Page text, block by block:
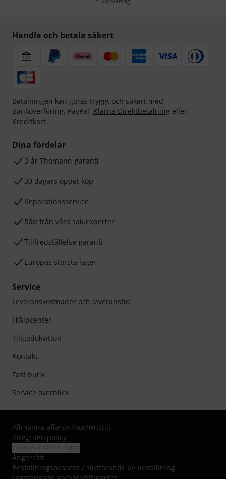
Handla och betala säkert
Betalningen kan göras tryggt och säkert med
Banköverföring, PayPal, Klarna Direktbetalning eller
Kreditkort.
Dina fördelar
3-år Thomann-garanti
30 dagars öppet köp
Reparationsservice
Råd från våra sak-experter
Tillfredställelse-garanti
Europas största lager
Service
Leveranskostnader och leveranstid
Hjälpcenter
Tillgodokvitton
Kontakt
Fast butik
Service överblick
Allmänna affärsvillkor/Finstilt
Integritetspolicy
Ångerrätt
Beställningsprocess / slutförande av beställning